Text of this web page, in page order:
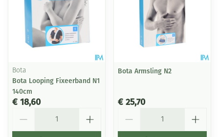
Bota
Bota Looping Fixeerband N1
140cm
€ 18,60
Bota Armsling N2
€ 25,70